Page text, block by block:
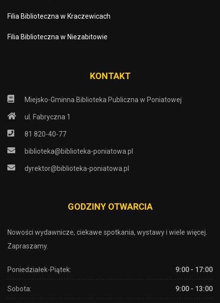
Filia Biblioteczna w Kraczewicach
Filia Biblioteczna w Niezabitowie
KONTAKT
Miejsko-Gminna Biblioteka Publiczna w Poniatowej
ul. Fabryczna 1
81 820-40-77
biblioteka@biblioteka-poniatowa.pl
dyrektor@biblioteka-poniatowa.pl
GODZINY OTWARCIA
Nowości wydawnicze, ciekawe spotkania, wystawy i wiele więcej.
Zapraszamy.
Poniedziałek-Piątek: 9:00 - 17:00
Sobota: 9:00 - 13:00